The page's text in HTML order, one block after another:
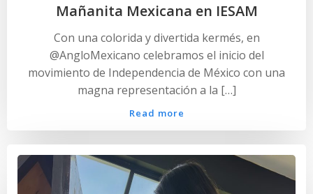
Mañanita Mexicana en IESAM
Con una colorida y divertida kermés, en
@AngloMexicano celebramos el inicio del
movimiento de Independencia de México con una
magna representación a la […]
Read more